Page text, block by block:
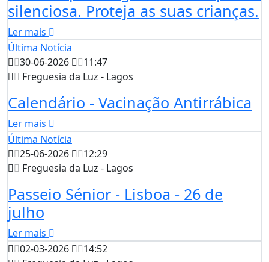
silenciosa. Proteja as suas crianças.
Ler mais
Última Notícia
30-06-2026
11:47
Freguesia da Luz - Lagos
Calendário - Vacinação Antirrábica
Ler mais
Última Notícia
25-06-2026
12:29
Freguesia da Luz - Lagos
Passeio Sénior - Lisboa - 26 de
julho
Ler mais
02-03-2026
14:52